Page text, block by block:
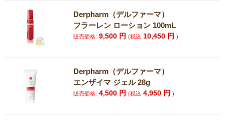
Derpharm（デルファーマ）
フラーレン ローション 100mL
販売価格: 9,500 円(税込 10,450 円)
Derpharm（デルファーマ）
エンザイマ ジェル 28g
販売価格: 4,500 円(税込 4,950 円)